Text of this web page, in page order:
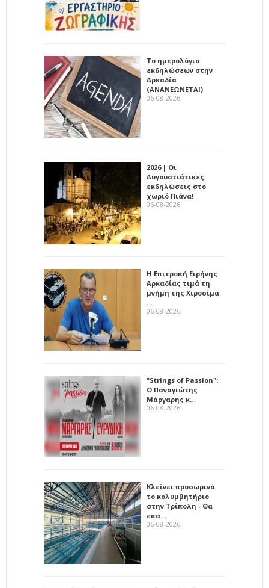
Το ημερολόγιο
εκδηλώσεων στην
Αρκαδία
(ΑΝΑΝΕΩΝΕΤΑΙ)
06-08-2026
2026 | Οι
Αυγουστιάτικες
εκδηλώσεις στο
χωριό Πιάνα!
06-08-2026
Η Επιτροπή Ειρήνης
Αρκαδίας τιμά τη
μνήμη της Χιροσίμα
…
06-08-2026
"Strings of Passion":
Ο Παναγιώτης
Μάργαρης κ…
06-08-2026
Κλείνει προσωρινά
το κολυμβητήριο
στην Τρίπολη - Θα
επα…
06-08-2026